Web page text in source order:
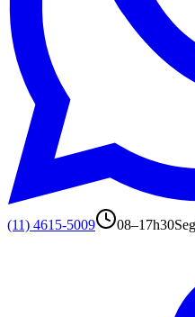
(11) 4615-5009 08–17h30